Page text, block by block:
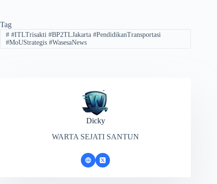
Tag
##ITLTrisakti #BP2TLJakarta #PendidikanTransportasi
#MoUStrategis #WasesaNews
Dicky
WARTA SEJATI SANTUN